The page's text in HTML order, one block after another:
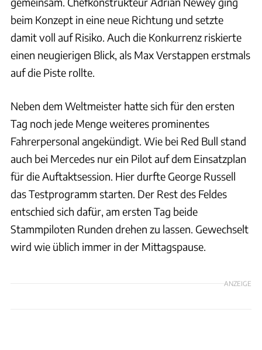
beim Konzept in eine neue Richtung und setzte
damit voll auf Risiko. Auch die Konkurrenz riskierte
einen neugierigen Blick, als Max Verstappen erstmals
auf die Piste rollte.
Neben dem Weltmeister hatte sich für den ersten
Tag noch jede Menge weiteres prominentes
Fahrerpersonal angekündigt. Wie bei Red Bull stand
auch bei Mercedes nur ein Pilot auf dem Einsatzplan
für die Auftaktsession. Hier durfte George Russell
das Testprogramm starten. Der Rest des Feldes
entschied sich dafür, am ersten Tag beide
Stammpiloten Runden drehen zu lassen. Gewechselt
wird wie üblich immer in der Mittagspause.
ANZEIGE